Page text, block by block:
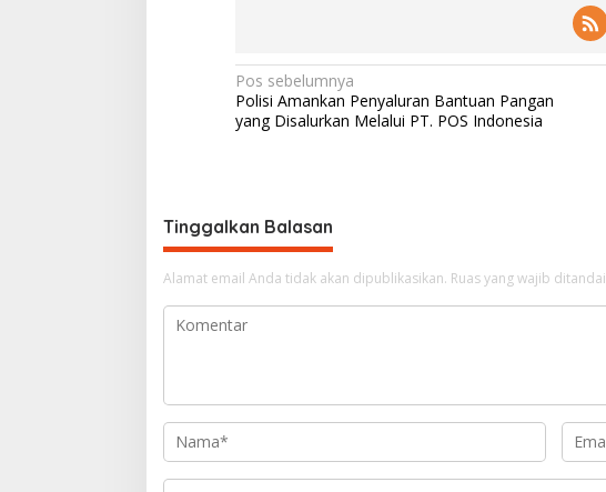
N
a
a
s
i
p
s
Pos sebelumnya
Polisi Amankan Penyaluran Bantuan Pangan
yang Disalurkan Melalui PT. POS Indonesia
Tinggalkan Balasan
Alamat email Anda tidak akan dipublikasikan. Ruas yang wajib ditandai